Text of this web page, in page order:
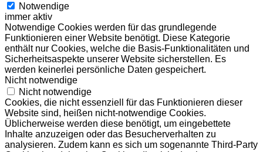
Notwendige
immer aktiv
Notwendige Cookies werden für das grundlegende
Funktionieren einer Website benötigt. Diese Kategorie
enthält nur Cookies, welche die Basis-Funktionalitäten und
Sicherheitsaspekte unserer Website sicherstellen. Es
werden keinerlei persönliche Daten gespeichert.
Nicht notwendige
Nicht notwendige
Cookies, die nicht essenziell für das Funktionieren dieser
Website sind, heißen nicht-notwendige Cookies.
Üblicherweise werden diese benötigt, um eingebettete
Inhalte anzuzeigen oder das Besucherverhalten zu
analysieren. Zudem kann es sich um sogenannte Third-Party